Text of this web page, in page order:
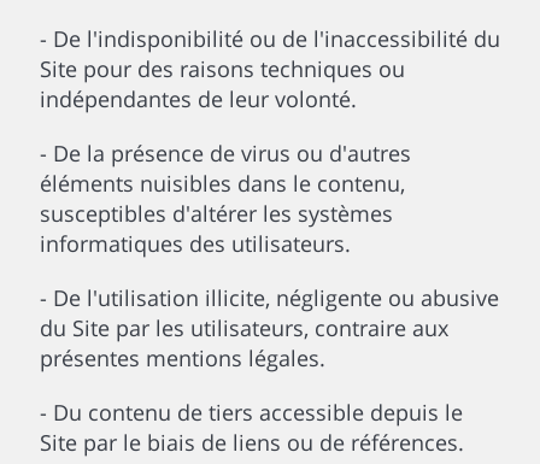
- De l'indisponibilité ou de l'inaccessibilité du
Site pour des raisons techniques ou
indépendantes de leur volonté.
- De la présence de virus ou d'autres
éléments nuisibles dans le contenu,
susceptibles d'altérer les systèmes
informatiques des utilisateurs.
- De l'utilisation illicite, négligente ou abusive
du Site par les utilisateurs, contraire aux
présentes mentions légales.
- Du contenu de tiers accessible depuis le
Site par le biais de liens ou de références.